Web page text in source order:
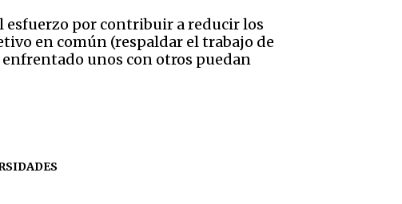
esfuerzo por contribuir a reducir los
en común (respaldar el trabajo de
unos con otros puedan